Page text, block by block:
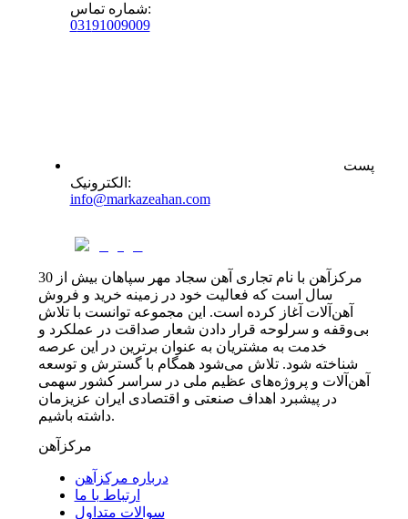
شماره تماس:
03191009009
پست
الکترونیک :
info@markazeahan.com
مرکزآهن با نام تجاری آهن سجاد مهر سپاهان بیش از 30
سال است که فعالیت خود در زمینه خرید و فروش
آهن‌آلات آغاز کرده است. این مجموعه توانست با تلاش
بی‌وقفه و سرلوحه قرار دادن شعار صداقت در عملکرد و
خدمت به مشتریان به عنوان برترین در این عرصه
شناخته شود. تلاش می‌شود همگام با گسترش و توسعه
آهن‌آلات و پروژه‌های عظیم ملی در سراسر کشور سهمی
در پیشبرد اهداف صنعتی و اقتصادی ایران عزیزمان
داشته باشیم.
مرکزآهن
درباره مرکزآهن
ارتباط با ما
سوالات متداول